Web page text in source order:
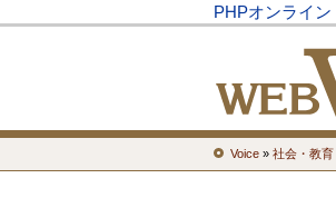
PHPオンライン
Voice » 社会・教育